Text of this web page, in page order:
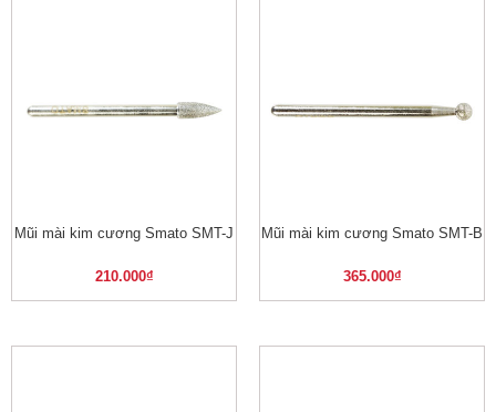
Mũi mài kim cương Smato SMT-J
210.000₫
Mũi mài kim cương Smato SMT-B
365.000₫